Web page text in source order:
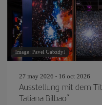
Image: Pavel Gabzdyl
27 may 2026 - 16 oct 2026
Ausstellung mit dem
Tatiana Bilbao“